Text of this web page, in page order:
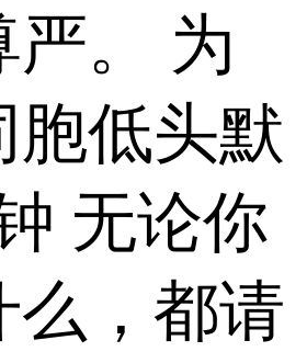
严。 为
胞低头默
无论你
么，都请